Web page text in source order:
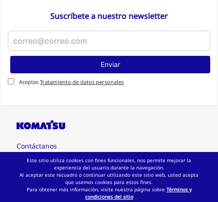
07-74170
$ 296.944
Agregar al carrito
Aceptas Tratamiento de datos personales
Este sitio utiliza cookies con fines funcionales, nos permite mejorar la
experiencia del usuario durante la navegación.
Al aceptar este recuadro o continuar utilizando este sitio web, usted acepta
que usemos cookies para estos fines.
Para obtener más información, visite nuestra página sobre Términos y
condiciones del sitio